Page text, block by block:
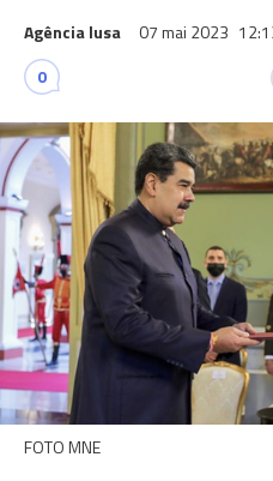
Agência lusa 07 mai 2023
0
FOTO MNE